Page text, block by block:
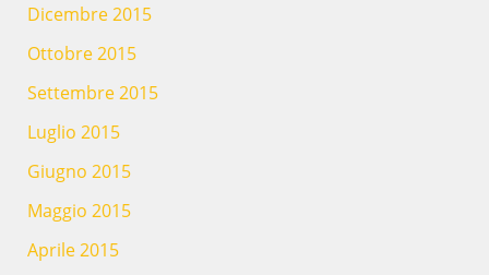
Dicembre 2015
Ottobre 2015
Settembre 2015
Luglio 2015
Giugno 2015
Maggio 2015
Aprile 2015